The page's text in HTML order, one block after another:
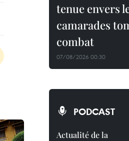
tenue envers
camarades
combat
07/08/2026 00:30
PODCAST
Actualité de la